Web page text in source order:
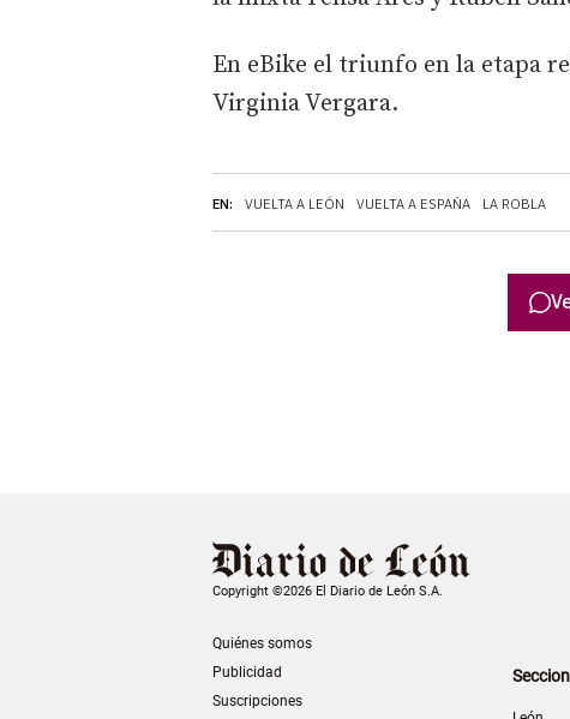
EN: VUELTA A LEÓN VUELTA A ESPAÑA LA ROBLA
En eBike el triunfo en la etapa
Virginia Vergara.
Copyright ©2026 El Diario de León S.A.
Quiénes somos
Publicidad
Suscripciones